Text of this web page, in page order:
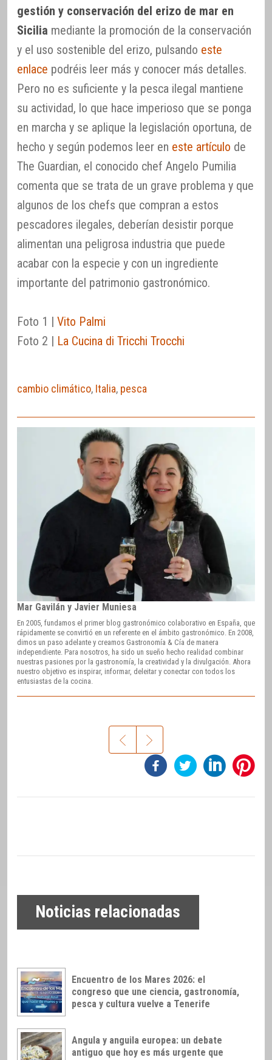
gestión y conservación del erizo de mar en
Sicilia mediante la promoción de la conservación
y el uso sostenible del erizo, pulsando este
enlace podréis leer más y conocer más detalles.
Pero no es suficiente y la pesca ilegal mantiene
su actividad, lo que hace imperioso que se ponga
en marcha y se aplique la legislación oportuna, de
hecho y según podemos leer en este artículo de
The Guardian, el conocido chef Angelo Pumilia
comenta que se trata de un grave problema y que
algunos de los chefs que compran a estos
pescadores ilegales, deberían desistir porque
alimentan una peligrosa industria que puede
acabar con la especie y con un ingrediente
importante del patrimonio gastronómico.
Foto 1 | Vito Palmi
Foto 2 |
La Cucina di Tricchi Trocchi
cambio climático, Italia, pesca
Mar Gavilán y Javier Muniesa
En 2005, fundamos el primer blog gastronómico colaborativo en España, que
rápidamente se convirtió en un referente en el ámbito gastronómico. En 2008,
dimos un paso adelante y creamos Gastronomía & Cía de manera
independiente. Para nosotros, ha sido un sueño hecho realidad combinar
nuestras pasiones por la gastronomía, la creatividad y la divulgación. Ahora
nuestro objetivo es inspirar, informar, deleitar y conectar con todos los
entusiastas de la cocina.
Noticias relacionadas
Encuentro de los Mares 2026: el
congreso que une ciencia, gastronomía,
pesca y cultura vuelve a Tenerife
Angula y anguila europea: un debate
antiguo que hoy es más urgente que